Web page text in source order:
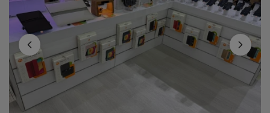
Andere
merken
Bekijk
alles
Telefoonketens
Gadgets
Hygiëne
en Huis